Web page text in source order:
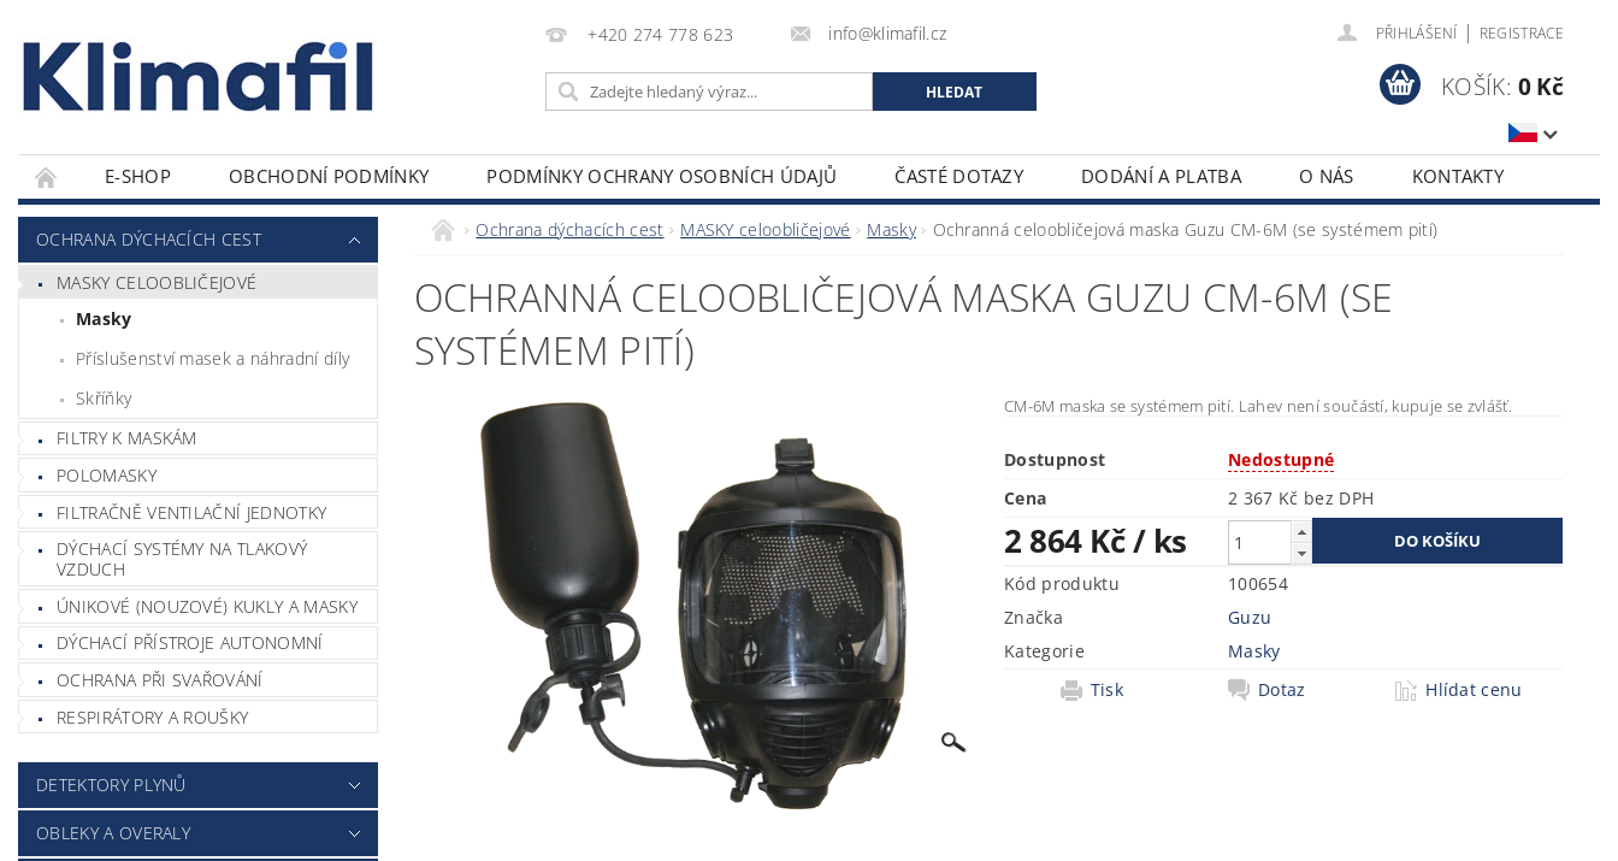
+420 274 778 623 info@klimafil.cz PŘIHLÁŠENÍ | REGISTRACE
KOŠÍK: 0 Kč
E-SHOP OBCHODNÍ PODMÍNKY PODMÍNKY OCHRANY OSOBNÍCH ÚDAJŮ ČASTÉ DOTAZY DODÁNÍ A PLATBA O NÁS KONTAKTY
OCHRANA DÝCHACÍCH CEST
MASKY CELOOBLIČEJOVÉ
Masky
Příslušenství masek a náhradní díly
Skříňky
FILTRY K MASKÁM
POLOMASKY
FILTRAČNĚ VENTILAČNÍ JEDNOTKY
DÝCHACÍ SYSTÉMY NA TLAKOVÝ
VZDUCH
ÚNIKOVÉ (NOUZOVÉ) KUKLY A MASKY
DÝCHACÍ PŘÍSTROJE AUTONOMNÍ
OCHRANA PŘI SVAŘOVÁNÍ
RESPIRÁTORY A ROUŠKY
DETEKTORY PLYNŮ
OBLEKY A OVERALY
Ochrana dýchacích cest MASKY celoobličejové Masky Ochranná celoobličejová maska Guzu CM-6M (se systémem pití)
OCHRANNÁ CELOOBLIČEJOVÁ MASKA GUZU CM-6M (SE
SYSTÉMEM PITÍ)
CM-6M maska se systémem pití. Lahev není součástí, kupuje se zvlášť.
Dostupnost
Nedostupné
Cena
2 367 Kč bez DPH
2 864 Kč/ ks
Kód produktu
100654
Značka
Guzu
Kategorie
Masky
Tisk
Dotaz Hlídat cenu